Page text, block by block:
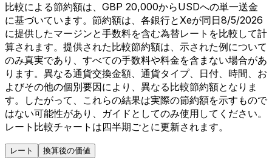
比較による節約額は、GBP 20,000からUSDへの単一送金
に基づいています。節約額は、各銀行とXeが同日8/5/2026
に提供したマージンと手数料を含む為替レートを比較して計
算されます。提供された比較節約額は、示された例について
のみ真実であり、すべての手数料や料金を含まない場合があ
ります。異なる通貨交換金額、通貨タイプ、日付、時間、お
よびその他の個別要因により、異なる比較節約額となりま
す。したがって、これらの結果は実際の節約額を示すもので
はない可能性があり、ガイドとしてのみ使用してください。
レート比較チャートは四半期ごとに更新されます。
レート 換算後の価値